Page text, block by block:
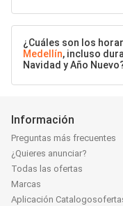
¿Cuáles son los
Medellín, incluso
Navidad y Año
Información
Preguntas más frecuentes
¿Quieres anunciar?
Todas las ofertas
Marcas
Aplicación